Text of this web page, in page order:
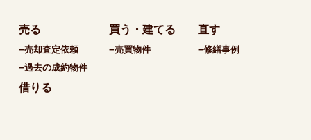
売る
−売却査定依頼
−過去の成約物件
買う・建てる
−売買物件
直す
−修繕事例
借りる